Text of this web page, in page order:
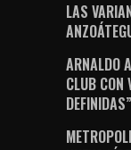
LAS
ARNALDO
CLUB CON
DEFINIDAS”